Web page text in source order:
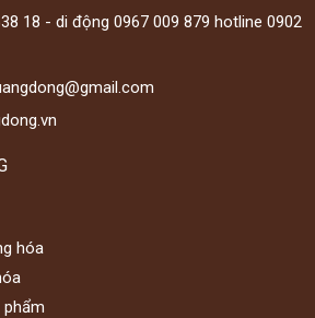
18 - di động 0967 009 879 hotline 0902
hóa
phẩm